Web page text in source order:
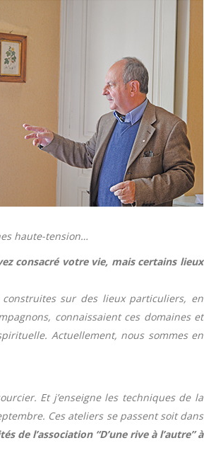
haute-tension…
consacré votre vie, mais certains lieux
sur des lieux particuliers, en
connaissaient ces domaines et
Actuellement, nous sommes en
Et j’enseigne les techniques de la
Ces ateliers se passent soit dans
de l’association “D’une rive à l’autre” à